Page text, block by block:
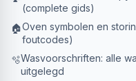
(complete gids)
🏠Oven symbolen en
foutcodes)
🫧Wasvoorschriften: alle
uitgelegd